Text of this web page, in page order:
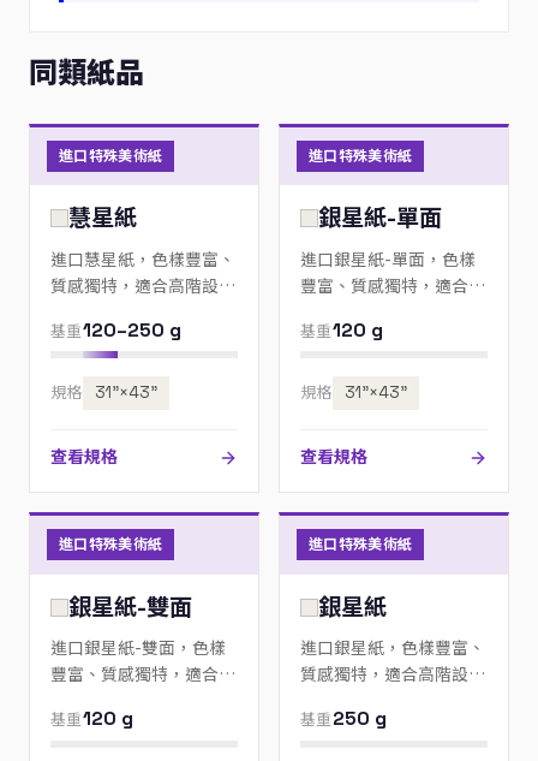
同類紙品
進口特殊美術紙
慧星紙
進口慧星紙，色樣豐富、
質感獨特，適合高階設
來電指定色號。
基重120–250 g
規格 31”×43”
查看規格
進口特殊美術紙
銀星紙-單面
進口銀星紙-單面，色樣
豐富、質感獨特，適合高
歡迎來電指定色號。
基重120 g
規格 31”×43”
查看規格
進口特殊美術紙
銀星紙-雙面
進口銀星紙-雙面，色樣
豐富、質感獨特，適合高
歡迎來電指定色號。
基重120 g
進口特殊美術紙
銀星紙
進口銀星紙，色樣豐富、
質感獨特，適合高階設
來電指定色號。
基重250 g